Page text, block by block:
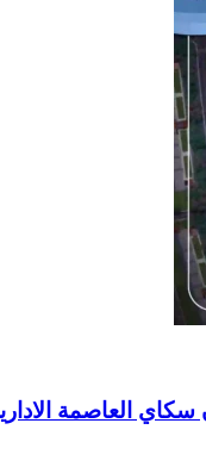
العاصمة الادارية